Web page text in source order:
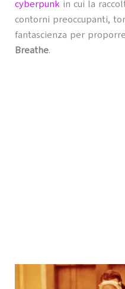
cyberpunkin cui la
contorni preoccupanti,
fantascienza per
Breathe.